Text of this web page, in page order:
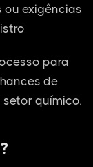
ou exigências
para
de
químico.